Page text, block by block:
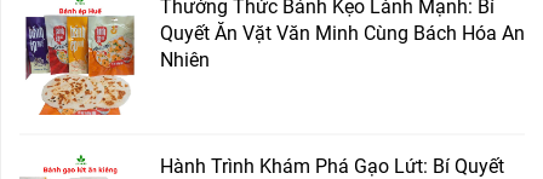
Thưởng Thức Bánh Kẹo Lành Mạnh: Bí
Quyết Ăn Vặt Văn Minh Cùng Bách Hóa An
Nhiên
Hành Trình Khám Phá Gạo Lứt: Bí Quyết